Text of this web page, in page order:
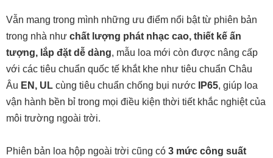
Vẫn mang trong mình những ưu điểm nổi bật từ phiên bản
trong nhà như chất lượng phát nhạc cao, thiết kế ấn
tượng, lắp đặt dễ dàng, mẫu loa mới còn được nâng cấp
với các tiêu chuẩn quốc tế khắt khe như tiêu chuẩn Châu
Âu EN, UL cùng tiêu chuẩn chống bụi nước IP65, giúp loa
vận hành bền bỉ trong mọi điều kiện thời tiết khắc nghiệt của
môi trường ngoài trời.
Phiên bản loa hộp ngoài trời cũng có 3 mức công suất